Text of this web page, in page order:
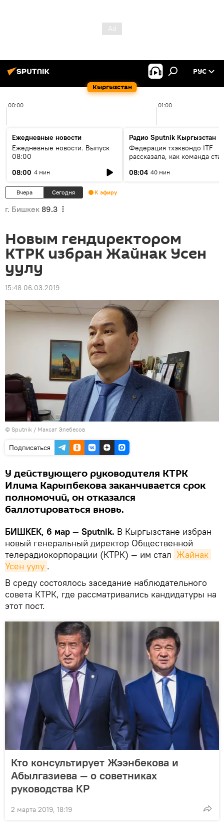
Кыргызстан
РУС
00:00 01:00
Ежедневные новости
Ежедневные новости. Выпуск
08:00
08:00 4 мин
Радио Sputnik Кыргызстан
Федерация тхэквондо ITF
рассказала, как команда
08:04 40 мин
Вчера Сегодня К эфиру
г. Бишкек 89.3
Новым гендиректором
КТРК избран Жайнак Усен
уулу
15:48 06.03.2019
© Sputnik / Максат Элебесов
Подписаться
У действующего руководителя КТРК
Илима Карыпбекова заканчивается срок
полномочий, он отказался
баллотироваться вновь.
БИШКЕК, 6 мар — Sputnik. В Кыргызстане избран
новый генеральный директор Общественной
телерадиокорпорации (КТРК) — им стал Жайнак
Усен уулу .
В среду состоялось заседание наблюдательного
совета КТРК, где рассматривались кандидатуры на
этот пост.
Кто консультирует Жээнбекова и
Абылгазиева — о советниках
руководства КР
2 марта 2019, 18:19